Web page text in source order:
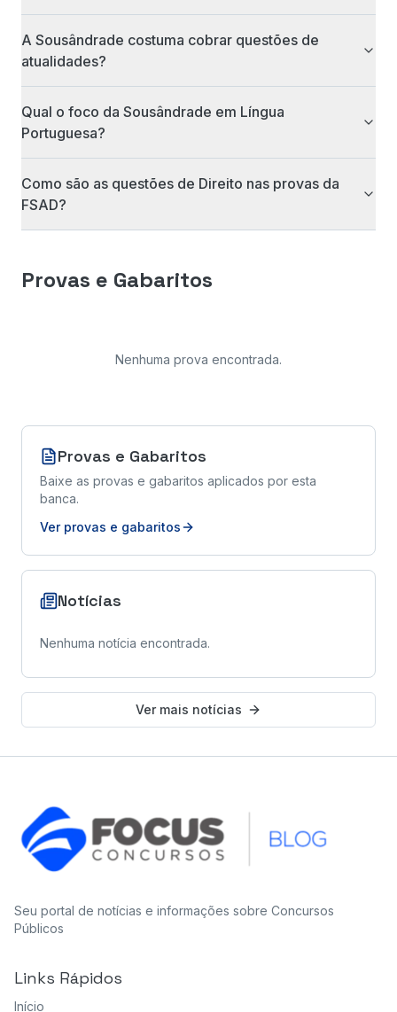
A Sousândrade costuma cobrar questões de
atualidades?
Qual o foco da Sousândrade em Língua
Portuguesa?
Como são as questões de Direito nas provas da
FSAD?
Provas e Gabaritos
Nenhuma prova encontrada.
Provas e Gabaritos
Baixe as provas e gabaritos aplicados por esta
banca.
Ver provas e gabaritos
Notícias
Nenhuma notícia encontrada.
Ver mais notícias
Seu portal de notícias e informações sobre Concursos
Públicos
Links Rápidos
Início